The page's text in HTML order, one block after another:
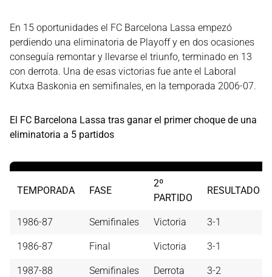
En 15 oportunidades el FC Barcelona Lassa empezó
perdiendo una eliminatoria de Playoff y en dos ocasiones
conseguía remontar y llevarse el triunfo, terminado en 13
con derrota. Una de esas victorias fue ante el Laboral
Kutxa Baskonia en semifinales, en la temporada 2006-07.
El FC Barcelona Lassa tras ganar el primer choque de una
eliminatoria a 5 partidos
TEMPORADA FASE
2º
PARTIDO
RESULTADO
1986-87 Semifinales Victoria 3-1
1986-87 Final Victoria 3-1
1987-88 Semifinales Derrota 3-2